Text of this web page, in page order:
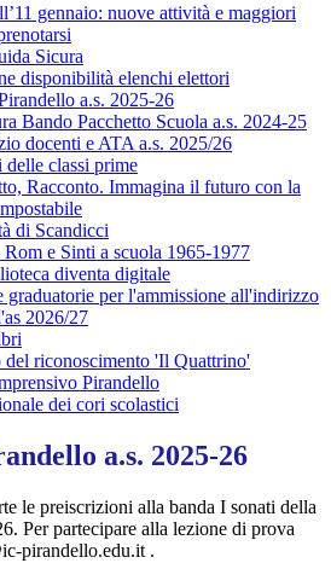
gennaio: nuove attività e maggiori
Sicura
disponibilità elenchi elettori
a.s. 2025-26
Bando Pacchetto Scuola a.s. 2024-25
docenti e ATA a.s. 2025/26
classi prime
Racconto. Immagina il futuro con la
di Scandicci
e Sinti a scuola 1965-1977
diventa digitale
graduatorie per l'ammissione all'indirizzo
2026/27
del riconoscimento 'Il Quattrino'
Pirandello
dei cori scolastici
a.s. 2025-26
le preiscrizioni alla banda I sonati della
Per partecipare alla lezione di prova
pirandello.edu.it .